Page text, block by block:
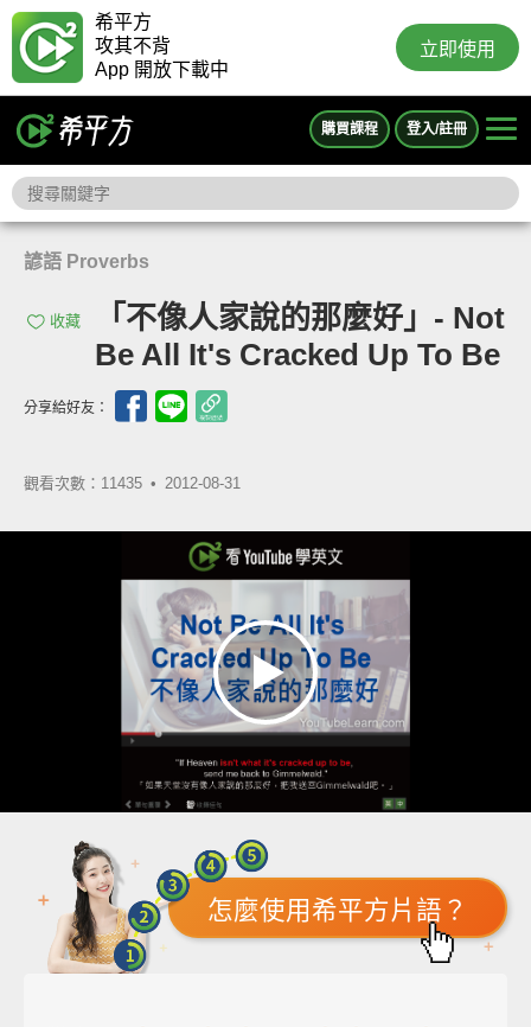
希平方
攻其不背
App 開放下載中
立即使用
購買課程 登入/註冊
諺語 Proverbs
收藏
「不像人家說的那麼好」- Not
Be All It's Cracked Up To Be
分享給好友：
觀看次數：11435 • 2012-08-31
怎麼使用希平方片語？